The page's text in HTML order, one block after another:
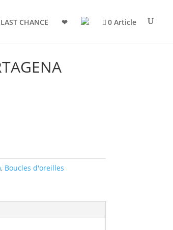
LAST CHANCE ❤ 0 Article
, Boucles d'oreilles